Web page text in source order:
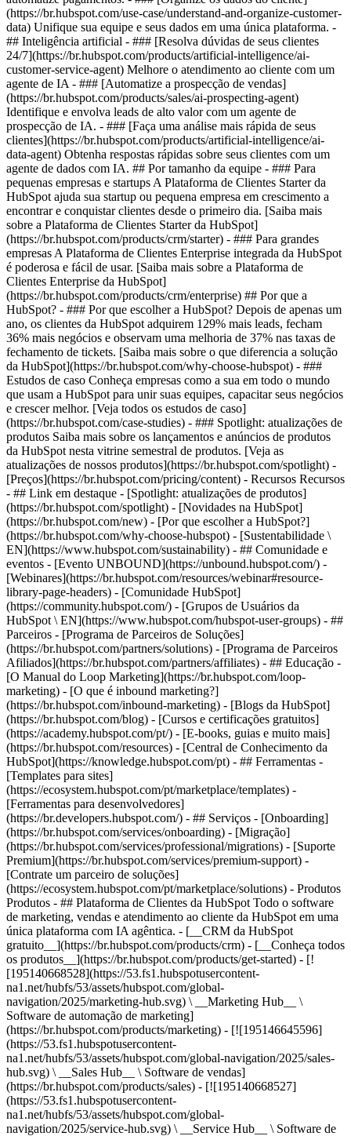
(https://br.hubspot.com/use-case/understand-and-organize-customer-
data) Unifique sua equipe e seus dados em uma única plataforma. -
## Inteligência artificial - ### [Resolva dúvidas de seus clientes
24/7](https://br.hubspot.com/products/artificial-intelligence/ai-
customer-service-agent) Melhore o atendimento ao cliente com um
agente de IA - ### [Automatize a prospecção de vendas]
(https://br.hubspot.com/products/sales/ai-prospecting-agent)
Identifique e envolva leads de alto valor com um agente de
prospecção de IA. - ### [Faça uma análise mais rápida de seus
clientes](https://br.hubspot.com/products/artificial-intelligence/ai-
data-agent) Obtenha respostas rápidas sobre seus clientes com um
agente de dados com IA. ## Por tamanho da equipe - ### Para
pequenas empresas e startups A Plataforma de Clientes Starter da
HubSpot ajuda sua startup ou pequena empresa em crescimento a
encontrar e conquistar clientes desde o primeiro dia. [Saiba mais
sobre a Plataforma de Clientes Starter da HubSpot]
(https://br.hubspot.com/products/crm/starter) - ### Para grandes
empresas A Plataforma de Clientes Enterprise integrada da HubSpot
é poderosa e fácil de usar. [Saiba mais sobre a Plataforma de
Clientes Enterprise da HubSpot]
(https://br.hubspot.com/products/crm/enterprise) ## Por que a
HubSpot? - ### Por que escolher a HubSpot? Depois de apenas um
ano, os clientes da HubSpot adquirem 129% mais leads, fecham
36% mais negócios e observam uma melhoria de 37% nas taxas de
fechamento de tickets. [Saiba mais sobre o que diferencia a solução
da HubSpot](https://br.hubspot.com/why-choose-hubspot) - ###
Estudos de caso Conheça empresas como a sua em todo o mundo
que usam a HubSpot para unir suas equipes, capacitar seus negócios
e crescer melhor. [Veja todos os estudos de caso]
(https://br.hubspot.com/case-studies) - ### Spotlight: atualizações de
produtos Saiba mais sobre os lançamentos e anúncios de produtos
da HubSpot nesta vitrine semestral de produtos. [Veja as
atualizações de nossos produtos](https://br.hubspot.com/spotlight) -
[Preços](https://br.hubspot.com/pricing/content) - Recursos Recursos
- ## Link em destaque - [Spotlight: atualizações de produtos]
(https://br.hubspot.com/spotlight) - [Novidades na HubSpot]
(https://br.hubspot.com/new) - [Por que escolher a HubSpot?]
(https://br.hubspot.com/why-choose-hubspot) - [Sustentabilidade \
EN](https://www.hubspot.com/sustainability) - ## Comunidade e
eventos - [Evento UNBOUND](https://unbound.hubspot.com/) -
[Webinares](https://br.hubspot.com/resources/webinar#resource-
library-page-headers) - [Comunidade HubSpot]
(https://community.hubspot.com/) - [Grupos de Usuários da
HubSpot \ EN](https://www.hubspot.com/hubspot-user-groups) - ##
Parceiros - [Programa de Parceiros de Soluções]
(https://br.hubspot.com/partners/solutions) - [Programa de Parceiros
Afiliados](https://br.hubspot.com/partners/affiliates) - ## Educação -
[O Manual do Loop Marketing](https://br.hubspot.com/loop-
marketing) - [O que é inbound marketing?]
(https://br.hubspot.com/inbound-marketing) - [Blogs da HubSpot]
(https://br.hubspot.com/blog) - [Cursos e certificações gratuitos]
(https://academy.hubspot.com/pt/) - [E-books, guias e muito mais]
(https://br.hubspot.com/resources) - [Central de Conhecimento da
HubSpot](https://knowledge.hubspot.com/pt) - ## Ferramentas -
[Templates para sites]
(https://ecosystem.hubspot.com/pt/marketplace/templates) -
[Ferramentas para desenvolvedores]
(https://br.developers.hubspot.com/) - ## Serviços - [Onboarding]
(https://br.hubspot.com/services/onboarding) - [Migração]
(https://br.hubspot.com/services/professional/migrations) - [Suporte
Premium](https://br.hubspot.com/services/premium-support) -
[Contrate um parceiro de soluções]
(https://ecosystem.hubspot.com/pt/marketplace/solutions) - Produtos Produtos - ## Plataforma de Clientes da HubSpot Todo o software de marketing, vendas e atendimento ao cliente da HubSpot em uma única plataforma com IA agêntica. - [__CRM da HubSpot gratuito__](https://br.hubspot.com/products/crm) - [__Conheça todos os produtos__](https://br.hubspot.com/products/get-started) - [![195140668528](https://53.fs1.hubspotusercontent-na1.net/hubfs/53/assets/hubspot.com/global-navigation/2025/marketing-hub.svg) \ __Marketing Hub__ \ Software de automação de marketing](https://br.hubspot.com/products/marketing) - [![195146645596](https://53.fs1.hubspotusercontent-na1.net/hubfs/53/assets/hubspot.com/global-navigation/2025/sales-hub.svg) \ __Sales Hub__ \ Software de vendas](https://br.hubspot.com/products/sales) - [![195140668527](https://53.fs1.hubspotusercontent-na1.net/hubfs/53/assets/hubspot.com/global-navigation/2025/service-hub.svg) \ __Service Hub__ \ Software de atendimento ao cliente](https://br.hubspot.com/products/service) - [![195140649745](https://53.fs1.hubspotusercontent-na1.net/hubfs/53/assets/hubspot.com/global-navigation/2025/content-hub.svg) \ __Content Hub__ \ Software de marketing de conteúdo](https://br.hubspot.com/products/content) - [![195289608884](https://53.fs1.hubspotusercontent-na1.net/hubfs/53/assets/hubspot.com/global-navigation/2025/data-hub.svg) \ __Data Hub__ \ Software de gestão de dados](https://br.hubspot.com/products/data) - [![195140609672](https://53.fs1.hubspotusercontent-na1.net/hubfs/53/assets/hubspot.com/global-navigation/2025/commerce-hub.svg) \ __Revenue Hub__ \ Software de CPQ, faturamento e pagamentos](https://br.hubspot.com/products/revenue) - [![ProductIcons_AgentHub_Icon_Orange](https://53.fs1.hubspotusercontent-na1.net/hubfs/53/assets/webteam-cms-portal/images/breeze/ProductIcons_AgentHub_Icon_Orange.svg) \ __Agent Hub__ \ O espaço central para criar e gerenciar agentes de IA em toda a plataforma](https://br.hubspot.com/products/artificial-intelligence) - [![188619147390](https://53.fs1.hubspotusercontent-na1.net/hubfs/53/assets/hubspot.com/global-navigation/help-me-choose-tool.svg) \ __Precisa de ajuda para escolher?__ \ Responda algumas perguntas e nós te ajudaremos a achar os produtos ideais para o seu negócio.](https://br.hubspot.com/products/help-me-choose) - [![195140649746](https://53.fs1.hubspotusercontent-na1.net/hubfs/53/assets/hubspot.com/global-navigation/2025/small-business.svg) \ __Pacote para pequenas empresas__ \ A edição Starter de cada produto, desenvolvida para startups e pequenas empresas](https://br.hubspot.com/products/crm/starter) - [![210646671655](https://53.fs1.hubspotusercontent-na1.net/hubfs/53/assets/hubspot.com/global-navigation/2025/aeo.svg) \ __AEO (Beta)__ \ Ferramentas de otimização para mecanismos de resposta que rastreiam e melhoram a visibilidade da sua marca nos resultados de IA.](https://br.hubspot.com/products/aeo) - [![195140649747](https://53.fs1.hubspotusercontent-na1.net/hubfs/53/assets/hubspot.com/global-navigation/2025/app-marketplace.svg) \ __HubSpot Marketplace__ \ Conecte seus aplicativos favoritos à HubSpot](https://ecosystem.hubspot.com/pt/marketplace/apps) - Soluções Soluções - Por tipo de uso - ## Marketing - [Gere leads](https://br.hubspot.com/use-case/drive-revenue-high-quality-leads) - [Automatize o marketing](https://br.hubspot.com/use-case/maximize-efficiency-ai-automation) - ## Vendas - [Crie pipelines](https://br.hubspot.com/use-case/build-sales-pipeline) - [Fechar negócios](https://br.hubspot.com/use-case/close-more-deals) - ## Atendimento ao cliente - [Expanda o suporte](https://br.hubspot.com/use-case/scale-customer-service-support) - [Melhore a retenção](https://br.hubspot.com/use-case/drive-customer-satisfaction) - ## Conteúdo - [Crie conteúdo](https://br.hubspot.com/use-case/create-content-for-customer-journey) - [Gerencie conteúdo](https://br.hubspot.com/use-case/manage-content) - ## Startups e pequenas empresas - [Encontre e alcance clientes](https://br.hubspot.com/use-case/find-and-reach-customers) - [Aumente as vendas e receba pagamentos](https://br.hubspot.com/use-case/grow-sales-and-get-paid-faster) - [Organize os dados do cliente](https://br.hubspot.com/use-case/understand-and-organize-customer-data) - ## Inteligência artificial - [Resolva dúvidas de seus clientes 24/7](https://br.hubspot.com/products/artificial-intelligence/ai-customer-service-agent) - [Automatize a prospecção de vendas](https://br.hubspot.com/products/sales/ai-prospecting-agent) - [Faça uma análise mais rápida de seus clientes](https://br.hubspot.com/products/artificial-intelligence/ai-data-agent) - Por tamanho da equipe - ## Por tamanho da equipe - ![195309752641](https://53.fs1.hubspotusercontent-na1.net/hub/53/hubfs/assets/hubspot.com/global-navigation/2025/Small%20Businesses%20%26%20Start%20ups.webp?width=1035&height=450&name=Small%20Businesses%20%26%20Start%20ups.webp) ### Para pequenas empresas e startups A Plataforma de Clientes Starter da HubSpot ajuda sua startup ou pequena empresa em crescimento a encontrar e conquistar clientes desde o primeiro dia. [Saiba mais sobre a Plataforma de Clientes Starter da HubSpot](https://br.hubspot.com/products/crm/starter) - ![195309752642](https://53.fs1.hubspotusercontent-na1.net/hub/53/hubfs/assets/hubspot.com/global-navigation/2025/Enterprise.webp?width=1035&height=450&name=Enterprise.webp) ### Para grandes empresas A Plataforma de Clientes Enterprise integrada da HubSpot é poderosa e fácil de usar. [Saiba mais sobre a Plataforma de Clientes Enterprise da HubSpot](https://br.hubspot.com/products/crm/enterprise) - Por que a HubSpot? - ## Por que a HubSpot? - ![195309752643](https://53.fs1.hubspotusercontent-na1.net/hub/53/hubfs/assets/hubspot.com/global-navigation/2025/Why%20Choose%20HubSpot.webp?width=1035&height=450&name=Why%20Choose%20HubSpot.webp) ### Por que escolher a HubSpot? Depois de apenas um ano, os clientes da HubSpot adquirem 129% mais leads, fecham 36% mais negócios e observam uma melhoria de 37% nas taxas de fechamento de tickets. [Saiba mais sobre o que diferencia a solução da HubSpot](https://br.hubspot.com/why-choose-hubspot) - ![195303448595](https://53.fs1.hubspotusercontent-na1.net/hub/53/hubfs/assets/hubspot.com/global-navigation/2025/Case%20Studies.webp?width=1035&height=450&name=Case%20Studies.webp) ### Estudos de caso Conheça empresas como a sua em todo o mundo que usam a HubSpot para unir suas equipes, capacitar seus negócios e crescer melhor. [Veja todos os estudos de caso](https://br.hubspot.com/case-studies) - ![191228329371](https://53.fs1.hubspotusercontent-na1.net/hub/53/hubfs/spotlight_resized_518x225.png?width=518&height=225&name=spotlight_resized_518x225.png) ### Spotlight: atualizações de produtos Saiba mais sobre os lançamentos e anúncios de produtos da HubSpot nesta vitrine semestral de produtos. [Veja as atualizações de nossos produtos](https://br.hubspot.com/spotlight) - [Preços](https://br.hubspot.com/pricing/content) - Recursos Recursos - ## Link em destaque - [Spotlight: atualizações de produtos](https://br.hubspot.com/spotlight) - [Novidades na HubSpot](https://br.hubspot.com/new) - [Por que escolher a HubSpot?](https://br.hubspot.com/why-choose-hubspot) - [Sustentabilidade \ EN](https://www.hubspot.com/sustainability) - ## Comunidade e eventos - [Evento UNBOUND](https://unbound.hubspot.com/) - [Webinares](https://br.hubspot.com/resources/webinar#resource-library-page-headers) - [Comunidade HubSpot](https://community.hubspot.com/) - [Grupos de Usuários da HubSpot \ EN](https://www.hubspot.com/hubspot-user-groups) - ## Parceiros - [Programa de Parceiros de Soluções](https://br.hubspot.com/partners/solutions) - [Programa de Parceiros Afiliados](https://br.hubspot.com/partners/affiliates) - ## Educação - [O Manual do Loop Marketing](https://br.hubspot.com/loop-marketing) - [O que é inbound marketing?](https://br.hubspot.com/inbound-marketing) - [Blogs da HubSpot](https://br.hubspot.com/blog) - [Cursos e certificações gratuitos](https://academy.hubspot.com/pt/) - [E-books, guias e muito mais](https://br.hubspot.com/resources) - [Central de Conhecimento da HubSpot](https://knowledge.hubspot.com/pt) - ## Ferramentas - [Templates para sites](https://ecosystem.hubspot.com/pt/marketplace/templates) - [Ferramentas para desenvolvedores](https://br.developers.hubspot.com/) - ## Serviços - [Onboarding](https://br.hubspot.com/services/onboarding) - [Migração](https://br.hubspot.com/services/professional/migrations) - [Suporte Premium](https://br.hubspot.com/services/premium-support) - [Contrate um parceiro de soluções](https://ecosystem.hubspot.com/pt/marketplace/solutions) - Sobre Sobre - [Sobre nós](https://br.hubspot.com/our-story) - [Trabalhe conosco](https://www.hubspot.com/careers) - [Entre em contato conosco](https://br.hubspot.com/company/contact) - [Relações com investidores](https://ir.hubspot.com/) - [Equipe de gestão](https://br.hubspot.com/company/management) [Peça uma demonstração](https://br.hubspot.com/products/cms/demo) [Comece a usar grátis](https://app.hubspot.com/signup-hubspot/cms-free)